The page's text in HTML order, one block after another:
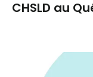
CHSLD au